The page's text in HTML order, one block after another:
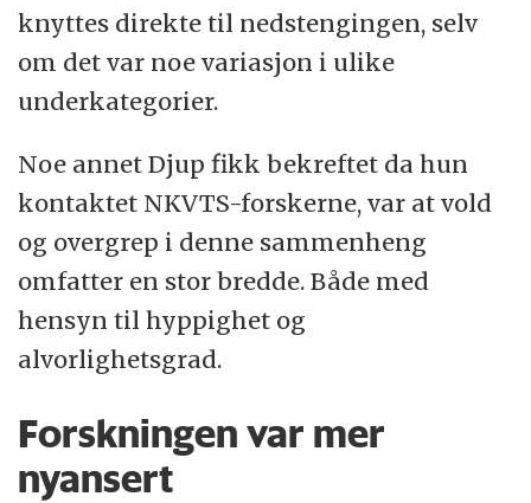
knyttes direkte til nedstengingen, selv
om det var noe variasjon i ulike
underkategorier.
Noe annet Djup fikk bekreftet da hun
kontaktet NKVTS-forskerne, var at vold
og overgrep i denne sammenheng
omfatter en stor bredde. Både med
hensyn til hyppighet og
alvorlighetsgrad.
Forskningen var mer
nyansert